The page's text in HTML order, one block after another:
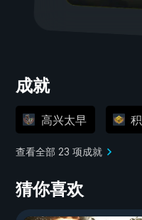
成就
高兴太早
查看全部 23 项成就
猜你喜欢